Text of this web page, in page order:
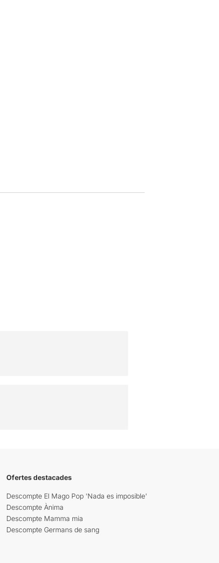
Ofertes destacades
Descompte El Mago Pop 'Nada es imposible'
Descompte Ànima
Descompte Mamma mia
Descompte Germans de sang